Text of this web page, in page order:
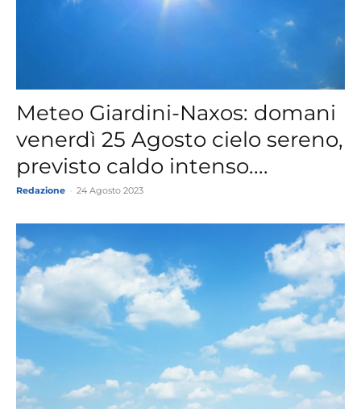
Meteo Giardini-Naxos: domani
venerdì 25 Agosto cielo sereno,
previsto caldo intenso....
Redazione 24 Agosto 2023